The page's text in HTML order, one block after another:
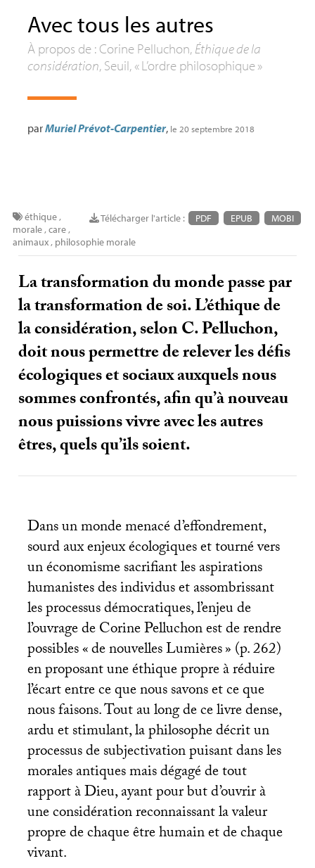
Avec tous les autres
À propos de : Corine Pelluchon, Éthique de la
considération, Seuil, «L’ordre philosophique»
parMuriel Prévot-Carpentier, le 20 septembre 2018
Télécharger l'article : PDF EPUB MOBI
éthique,
morale,care,
animaux, philosophie morale
La transformation du monde passe par
la transformation de soi. L’éthique de
la considération, selon C. Pelluchon,
doit nous permettre de relever les défis
écologiques et sociaux auxquels nous
sommes confrontés, afin qu’à nouveau
nous puissions vivre avec les autres
êtres, quels qu’ils soient.
Dans un monde menacé d’effondrement,
sourd aux enjeux écologiques et tourné vers
un économisme sacrifiant les aspirations
humanistes des individus et assombrissant
les processus démocratiques, l’enjeu de
l’ouvrage de Corine Pelluchon est de rendre
possibles «de nouvelles Lumières» (p. 262)
en proposant une éthique propre à réduire
l’écart entre ce que nous savons et ce que
nous faisons. Tout au long de ce livre dense,
ardu et stimulant, la philosophe décrit un
processus de subjectivation puisant dans les
morales antiques mais dégagé de tout
rapport à Dieu, ayant pour but d’ouvrir à
une considération reconnaissant la valeur
propre de chaque être humain et de chaque
vivant.